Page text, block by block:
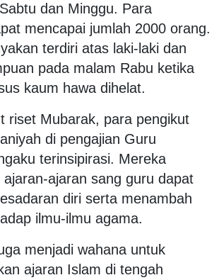
dan Minggu. Para
mencapai jumlah 2000 orang.
terdiri atas laki-laki dan
pada malam Rabu ketika
kaum hawa dihelat.
riset Mubarak, para pengikut
di pengajian Guru
terinsipirasi. Mereka
ajaran sang guru dapat
diri serta menambah
ilmu-ilmu agama.
menjadi wahana untuk
ajaran Islam di tengah